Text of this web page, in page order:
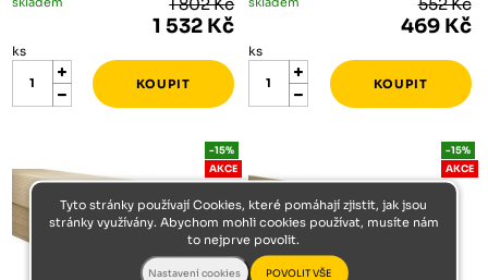
1 802 Kč
1 532 Kč
ks
552 Kč
469 Kč
ks
-15%
AKCE
-15%
AKCE
Tyto stránky používají Cookies, které pomáhají zjistit, jak jsou
stránky využívány. Abychom mohli cookies používat, musíte nám
to nejprve povolit.